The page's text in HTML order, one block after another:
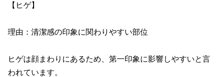
【ヒゲ】
理由：清潔感の印象に関わりやすい部位
ヒゲは顔まわりにあるため、第一印象に影響しやすいと言
われています。